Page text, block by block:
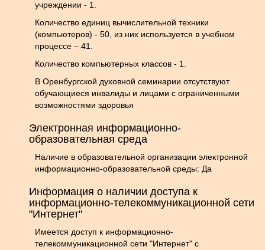
учреждении - 1.
Количество единиц вычислительной техники
(компьютеров) - 50, из них используется в учебном
процессе – 41.
Количество компьютерных классов - 1.
В Оренбургской духовной семинарии отсутствуют
обучающиеся инвалиды и лицами с ограниченными
возможностями здоровья
Электронная информационно-
образовательная среда
Наличие в образовательной организации электронной
информационно-образовательной среды: Да
Информация о наличии доступа к
информационно-телекоммуникационной сети
"Интернет"
Имеется доступ к информационно-
телекоммуникационной сети "Интернет" с